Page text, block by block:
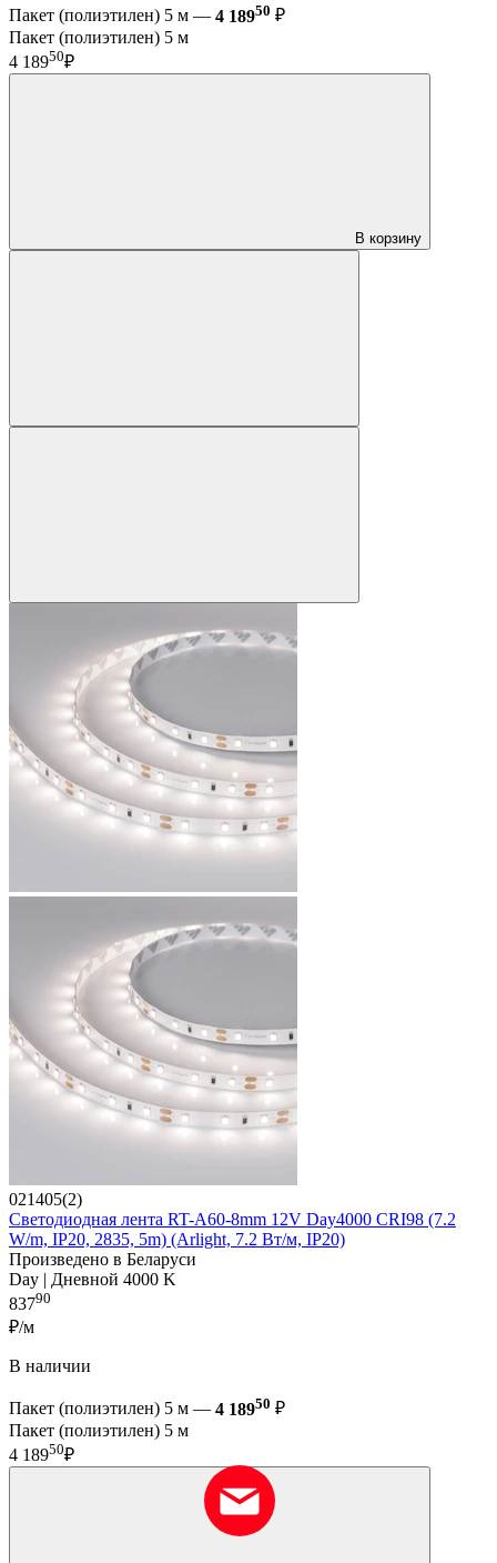
Пакет (полиэтилен) 5 м — 4 18950 ₽
Пакет (полиэтилен) 5 м
4 18950₽
В корзину
021405(2)
Светодиодная лента RT-A60-8mm 12V Day4000 CRI98 (7.2
W/m, IP20, 2835, 5m) (Arlight, 7.2 Вт/м, IP20)
Произведено в Беларуси
Day | Дневной 4000 K
83790
₽/м
В наличии
Пакет (полиэтилен) 5 м — 4 18950 ₽
Пакет (полиэтилен) 5 м
4 18950₽